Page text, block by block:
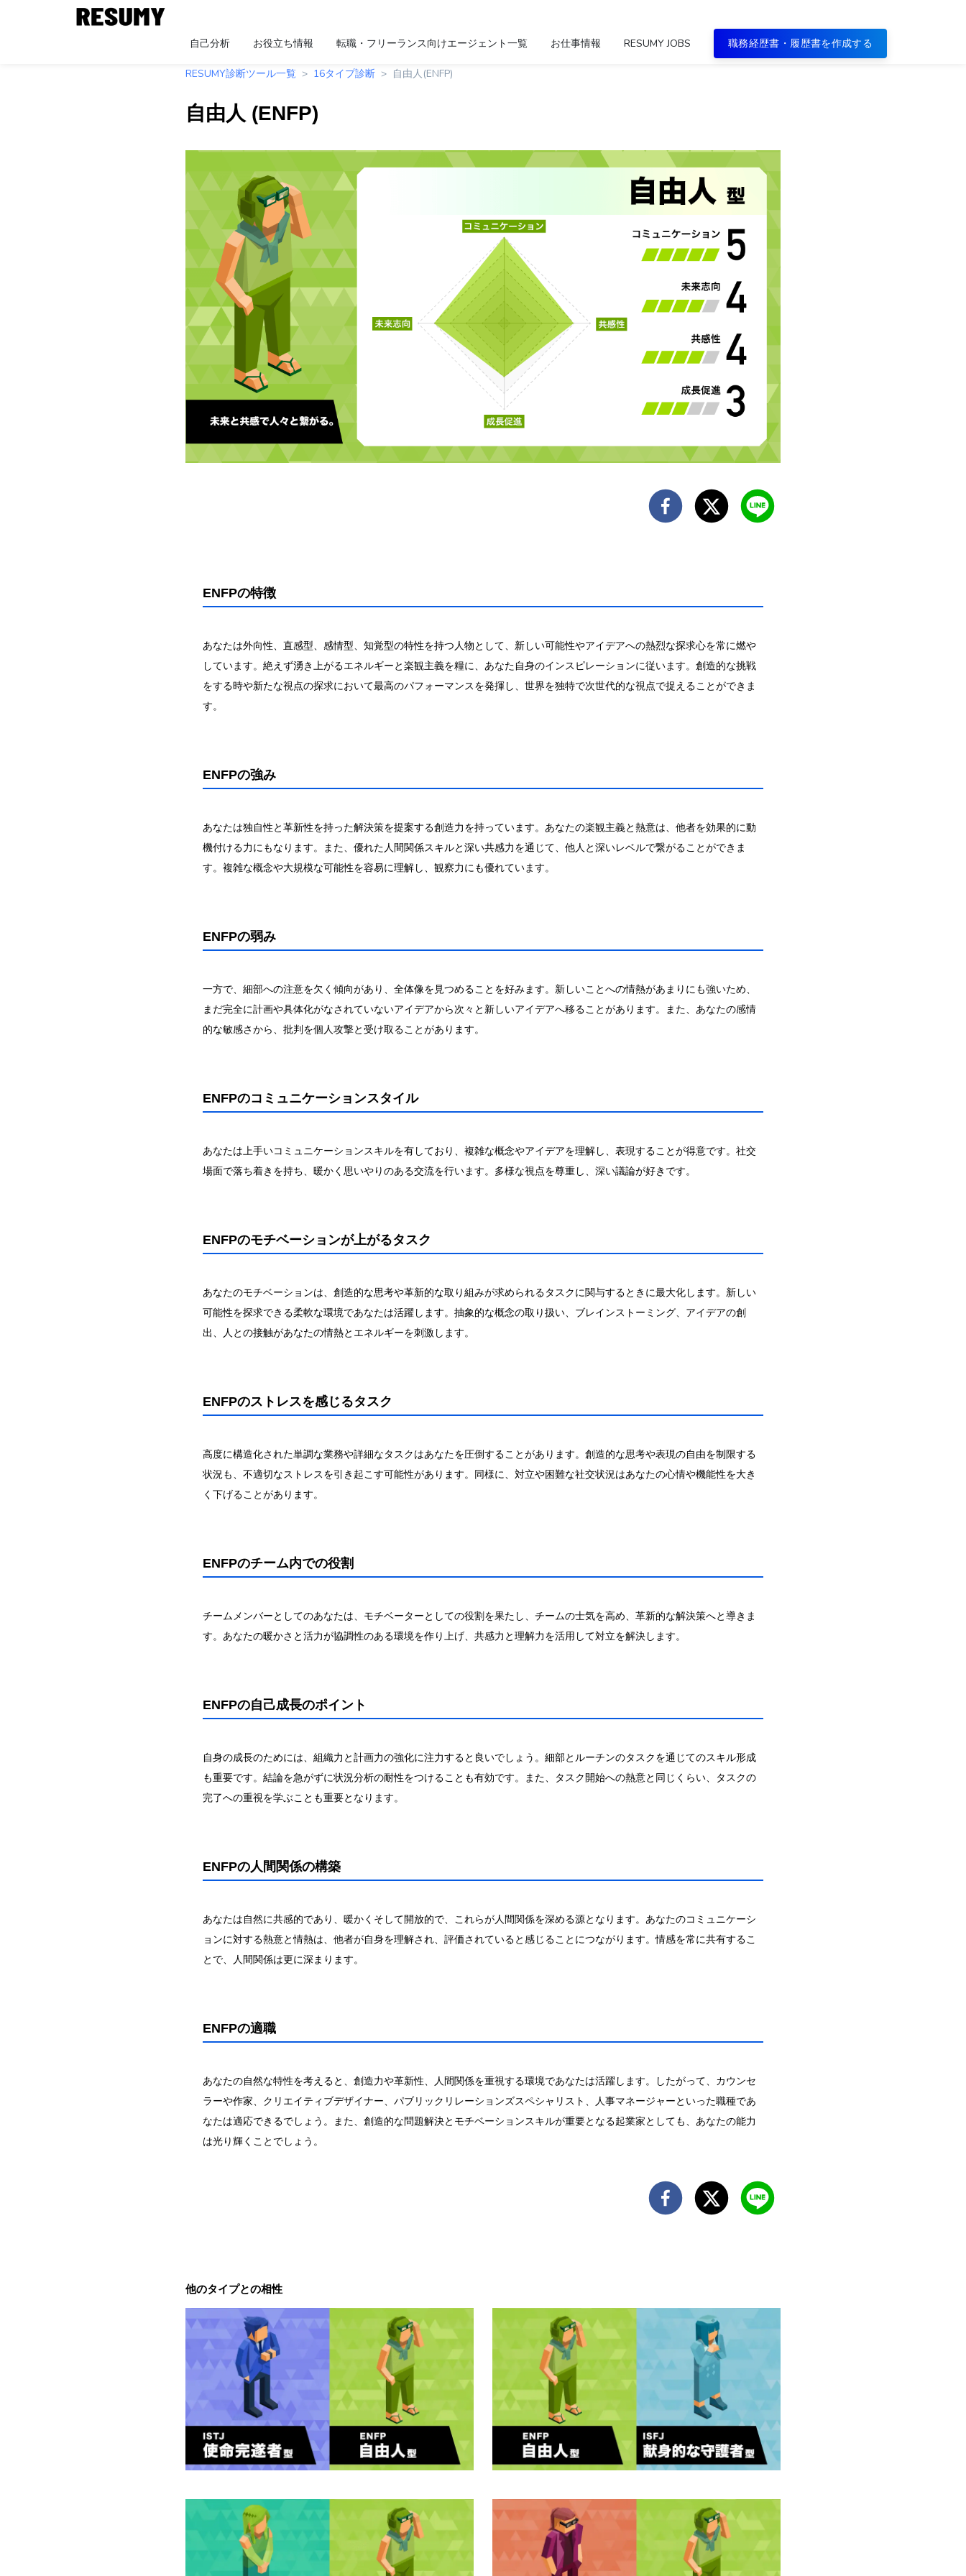
自己分析 お役立ち情報 転職・フリーランス向けエージェント一覧 お仕事情報 RESUMY JOBS 職務経歴書・履歴書を作成する
RESUMY診断ツール一覧 16タイプ診断 自由人(ENFP)
自由人 (ENFP)
ENFPの特徴
あなたは外向性、直感型、感情型、知覚型の特性を持つ人物として、新しい可能性やアイデアへの熱烈な探求心を常に燃や
しています。絶えず湧き上がるエネルギーと楽観主義を糧に、あなた自身のインスピレーションに従います。創造的な挑戦
をする時や新たな視点の探求において最高のパフォーマンスを発揮し、世界を独特で次世代的な視点で捉えることができま
す。
ENFPの強み
あなたは独自性と革新性を持った解決策を提案する創造力を持っています。あなたの楽観主義と熱意は、他者を効果的に動
機付ける力にもなります。また、優れた人間関係スキルと深い共感力を通じて、他人と深いレベルで繋がることができま
す。複雑な概念や大規模な可能性を容易に理解し、観察力にも優れています。
ENFPの弱み
一方で、細部への注意を欠く傾向があり、全体像を見つめることを好みます。新しいことへの情熱があまりにも強いため、
まだ完全に計画や具体化がなされていないアイデアから次々と新しいアイデアへ移ることがあります。また、あなたの感情
的な敏感さから、批判を個人攻撃と受け取ることがあります。
ENFPのコミュニケーションスタイル
あなたは上手いコミュニケーションスキルを有しており、複雑な概念やアイデアを理解し、表現することが得意です。社交
場面で落ち着きを持ち、暖かく思いやりのある交流を行います。多様な視点を尊重し、深い議論が好きです。
ENFPのモチベーションが上がるタスク
あなたのモチベーションは、創造的な思考や革新的な取り組みが求められるタスクに関与するときに最大化します。新しい
可能性を探求できる柔軟な環境であなたは活躍します。抽象的な概念の取り扱い、ブレインストーミング、アイデアの創
出、人との接触があなたの情熱とエネルギーを刺激します。
ENFPのストレスを感じるタスク
高度に構造化された単調な業務や詳細なタスクはあなたを圧倒することがあります。創造的な思考や表現の自由を制限する
状況も、不適切なストレスを引き起こす可能性があります。同様に、対立や困難な社交状況はあなたの心情や機能性を大き
く下げることがあります。
ENFPのチーム内での役割
チームメンバーとしてのあなたは、モチベーターとしての役割を果たし、チームの士気を高め、革新的な解決策へと導きま
す。あなたの暖かさと活力が協調性のある環境を作り上げ、共感力と理解力を活用して対立を解決します。
ENFPの自己成長のポイント
自身の成長のためには、組織力と計画力の強化に注力すると良いでしょう。細部とルーチンのタスクを通じてのスキル形成
も重要です。結論を急がずに状況分析の耐性をつけることも有効です。また、タスク開始への熱意と同じくらい、タスクの
完了への重視を学ぶことも重要となります。
ENFPの人間関係の構築
あなたは自然に共感的であり、暖かくそして開放的で、これらが人間関係を深める源となります。あなたのコミュニケーシ
ョンに対する熱意と情熱は、他者が自身を理解され、評価されていると感じることにつながります。情感を常に共有するこ
とで、人間関係は更に深まります。
ENFPの適職
あなたの自然な特性を考えると、創造力や革新性、人間関係を重視する環境であなたは活躍します。したがって、カウンセ
ラーや作家、クリエイティブデザイナー、パブリックリレーションズスペシャリスト、人事マネージャーといった職種であ
なたは適応できるでしょう。また、創造的な問題解決とモチベーションスキルが重要となる起業家としても、あなたの能力
は光り輝くことでしょう。
他のタイプとの相性